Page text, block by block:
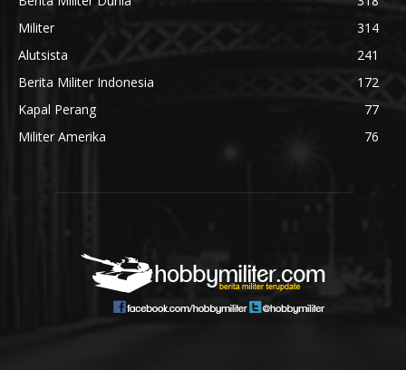
Militer
314
Alutsista
241
Berita Militer Indonesia
172
Kapal Perang
77
Militer Amerika
76